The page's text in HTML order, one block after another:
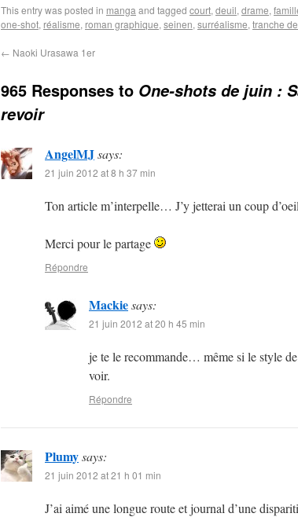
This entry was posted in manga and tagged court, deuil, drame,
one-shot, réalisme, roman graphique, seinen, surréalisme, tranche
← Naoki Urasawa 1er
965 Responses to One-shots de juin :
revoir
AngelMJsays:
21 juin 2012 at 8 h 37 min
Ton article m’interpelle… J’y jetterai un coup
Merci pour le partage
Répondre
Mackiesays:
21 juin 2012 at 20 h 45 min
je te le recommande… même si le style
voir.
Répondre
Plumysays:
21 juin 2012 at 21 h 01 min
J’ai aimé une longue route et journal d’une